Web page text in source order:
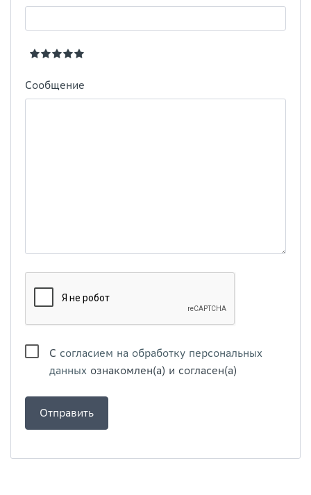
Сообщение
С согласием на обработку персональных
данных ознакомлен(а) и согласен(а)